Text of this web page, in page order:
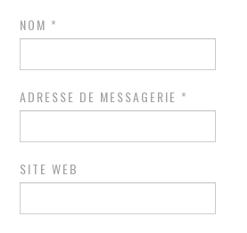
NOM *
ADRESSE DE MESSAGERIE *
SITE WEB